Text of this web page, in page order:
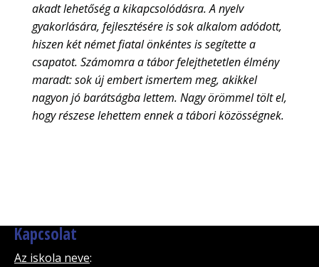
akadt lehetőség a kikapcsolódásra. A nyelv
gyakorlására, fejlesztésére is sok alkalom adódott,
hiszen két német fiatal önkéntes is segítette a
csapatot. Számomra a tábor felejthetetlen élmény
maradt: sok új embert ismertem meg, akikkel
nagyon jó barátságba lettem. Nagy örömmel tölt el,
hogy részese lehettem ennek a tábori közösségnek.
Kapcsolat
Az iskola neve: